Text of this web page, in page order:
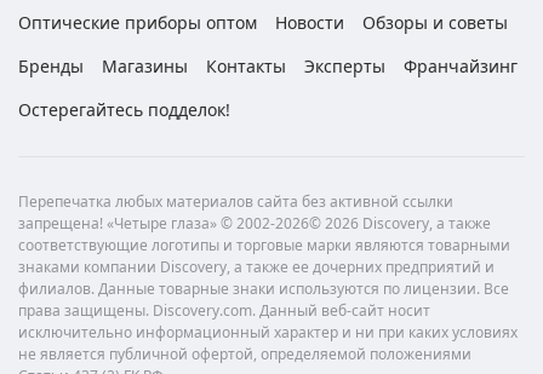
Оптические приборы оптом
Новости
Обзоры и советы
Бренды
Магазины Контакты Эксперты
Франчайзинг
Остерегайтесь подделок!
Перепечатка любых материалов сайта без активной ссылки
запрещена! «Четыре глаза» © 2002-2026© 2026 Discovery, а также
соответствующие логотипы и торговые марки являются товарными
знаками компании Discovery, а также ее дочерних предприятий и
филиалов. Данные товарные знаки используются по лицензии. Все
права защищены. Discovery.com. Данный веб-сайт носит
исключительно информационный характер и ни при каких условиях
не является публичной офертой, определяемой положениями